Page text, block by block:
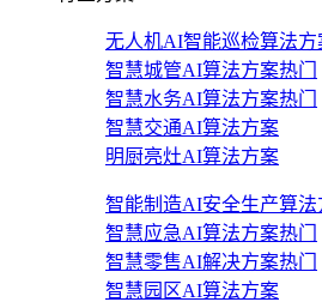
无人机AI智能巡检算法方
智慧城管AI算法方案热门
智慧水务AI算法方案热门
智慧交通AI算法方案
明厨亮灶AI算法方案
智能制造AI安全生产算法
智慧应急AI算法方案热门
智慧零售AI解决方案热门
智慧园区AI算法方案